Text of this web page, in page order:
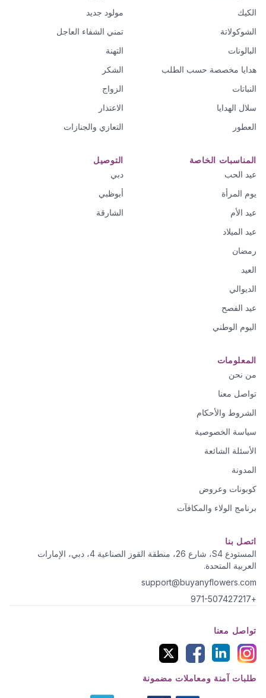
الكيك
الشوكولاتة
البالونات
هدايا مخصصة حسب الطلب
النباتات
سلال الهدايا
العطور
مولود جديد
تمني الشفاء العاجل
التهنة
الشكر
الزواج
الاعتذار
التعازي والجنازات
المناسبات الخاصة
عيد الحب
يوم المرأة
عيد الأم
عيد الميلاد
رمضان
العيد
الديوالي
عيد الفصح
اليوم الوطني
التوصيل
دبي
أبوظبي
الشارقة
المعلومات
من نحن
تواصل معنا
الشروط والأحكام
سياسة الخصوصية
الأسئلة الشائعة
المدونة
كوبونات وعروض
برنامج الولاء والمكافآت
اتصل بنا
المستودع S4، شارع 26، منطقة القوز الصناعية 4، دبي، الإمارات
العربية المتحدة.
support@buyanyflowers.com
+971-507427217
تواصل معنا
طلبات آمنة ومعاملات مضمونة